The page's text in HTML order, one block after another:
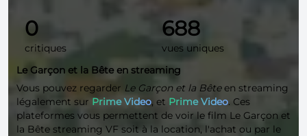
0
critiques
688
vues uniques
Le Garçon et la Bête en streaming
Vous pouvez regarder Le Garçon et la Bêteen streaming
légalement sur Prime Video, et Prime Video. Ces
plateformes vous permettent de voir le film Le Garçon et
la Bête streaming VF soit à la location, l'achat ou par le